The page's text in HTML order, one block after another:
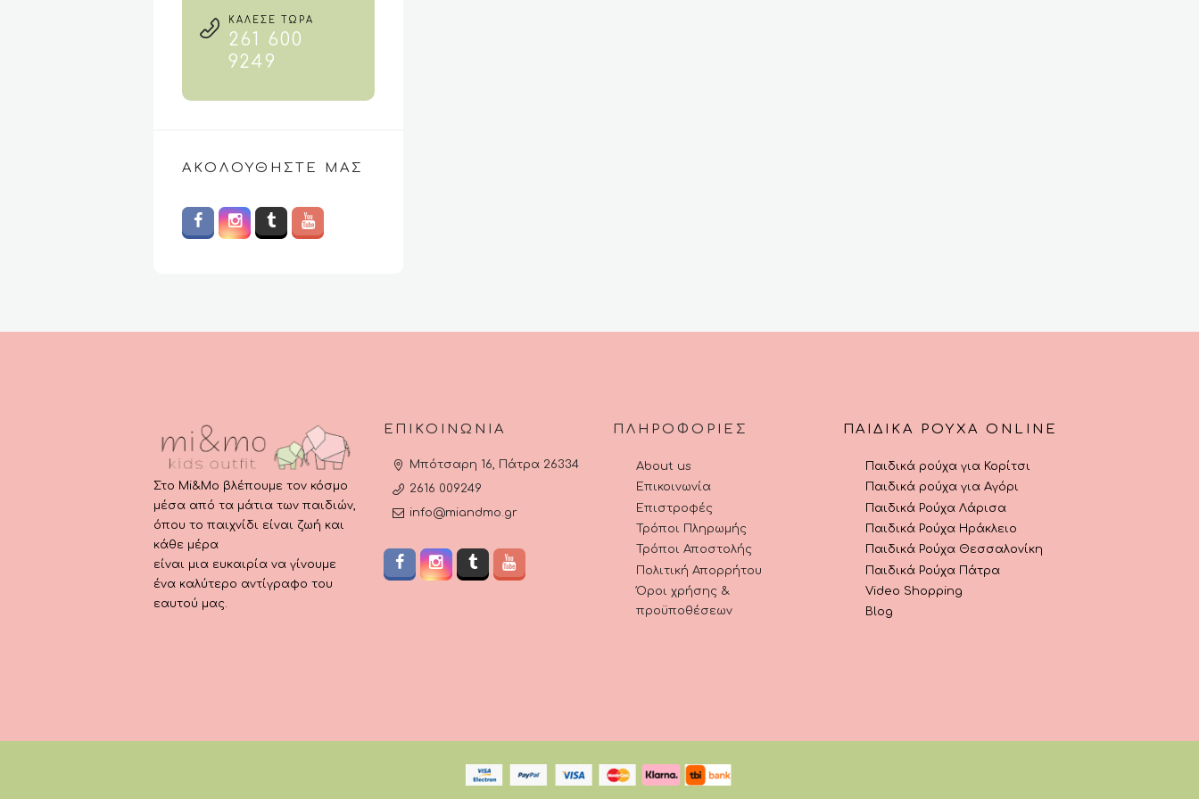
ΚΑΛΕΣΕ ΤΩΡΑ
261 600
9249
ΑΚΟΛΟΥΘΉΣΤΕ ΜΑΣ
Στο Mi&Mo βλέπουμε τον κόσμο
μέσα από τα μάτια των παιδιών,
όπου το παιχνίδι είναι ζωή και
κάθε μέρα
είναι μια ευκαιρία να γίνουμε
ένα καλύτερο αντίγραφο του
εαυτού μας.
ΕΠΙΚΟΙΝΩΝΊΑ
Μπότσαρη 16, Πάτρα 26334
2616 009249
info@miandmo.gr
ΠΛΗΡΟΦΟΡΊΕΣ
About us
Επικοινωνία
Επιστροφές
Τρόποι Πληρωμής
Τρόποι Αποστολής
Πολιτική Απορρήτου
Όροι χρήσης &
προϋποθέσεων
ΠΑΙΔΙΚΆ ΡΟΎΧΑ ONLINE
Παιδικά ρούχα για Κορίτσι
Παιδικά ρούχα για Αγόρι
Παιδικά Ρούχα Λάρισα
Παιδικά Ρούχα Ηράκλειο
Παιδικά Ρούχα Θεσσαλονίκη
Παιδικά Ρούχα Πάτρα
Video Shopping
Blog